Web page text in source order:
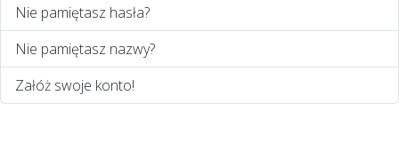
Nie pamiętasz hasła?
Nie pamiętasz nazwy?
Załóż swoje konto!